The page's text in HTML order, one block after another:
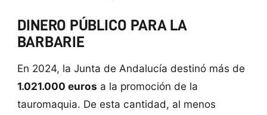
DINERO PÚBLICO PARA LA
BARBARIE
En 2024, la Junta de Andalucía destinó más de
1.021.000 euros a la promoción de la
tauromaquia. De esta cantidad, al menos